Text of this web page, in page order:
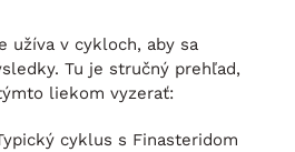
užíva v cykloch, aby sa
Tu je stručný prehľad,
liekom vyzerať:
cyklus s Finasteridom